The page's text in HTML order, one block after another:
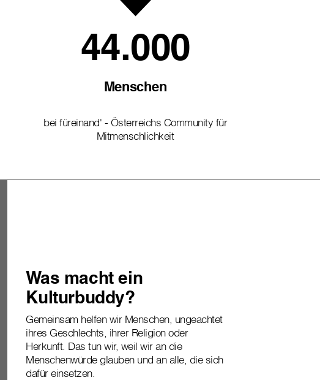
44.000
Menschen
bei füreinand' - Österreichs Community für
Mitmenschlichkeit
Was macht ein
Kulturbuddy?
Gemeinsam helfen wir Menschen, ungeachtet
ihres Geschlechts, ihrer Religion oder
Herkunft. Das tun wir, weil wir an die
Menschenwürde glauben und an alle, die sich
dafür einsetzen.